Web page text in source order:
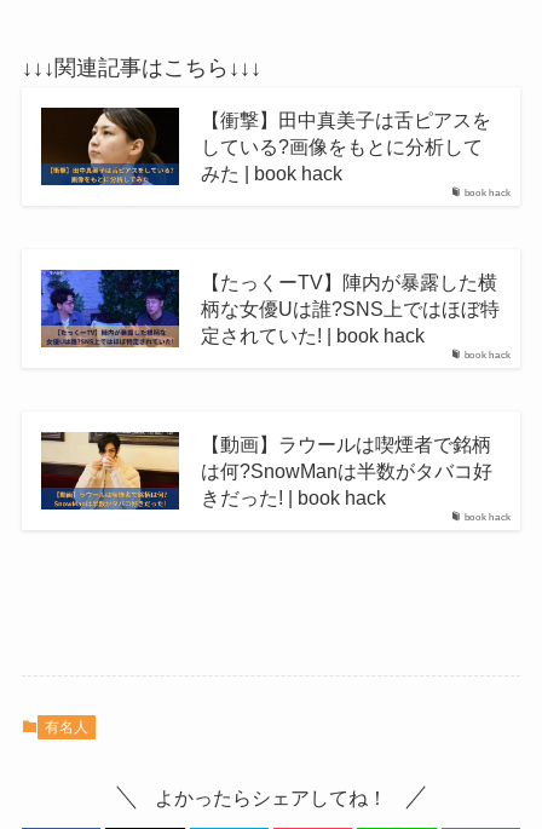
↓↓↓関連記事はこちら↓↓↓
book hack
【衝撃】田中真美子は舌ピアスを
している?画像をもとに分析して
みた | book hack
book hack
【たっくーTV】陣内が暴露した横
柄な女優Uは誰?SNS上ではほぼ特
定されていた! | book hack
book hack
【動画】ラウールは喫煙者で銘柄
は何?SnowManは半数がタバコ好
きだった! | book hack
有名人
よかったらシェアしてね！